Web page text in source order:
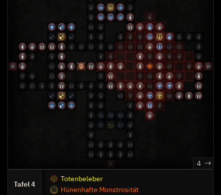
4
4
Totenbeleber
Hünenhafte Monstrosität